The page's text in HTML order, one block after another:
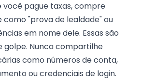
você pague taxas, compre
"prova de lealdade" ou
em nome dele. Essas são
golpe. Nunca compartilhe
como números de conta,
ou credenciais de login.